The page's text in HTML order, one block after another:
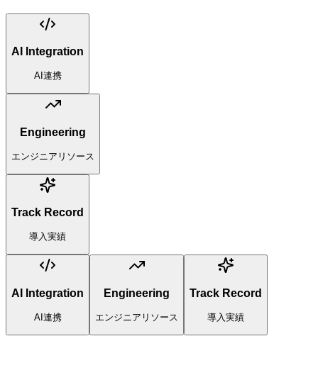
AI Integration
AI連携
Engineering
エンジニアリソース
Track Record
導入実績
AI Integration
AI連携
Engineering
エンジニアリソース
Track Record
導入実績